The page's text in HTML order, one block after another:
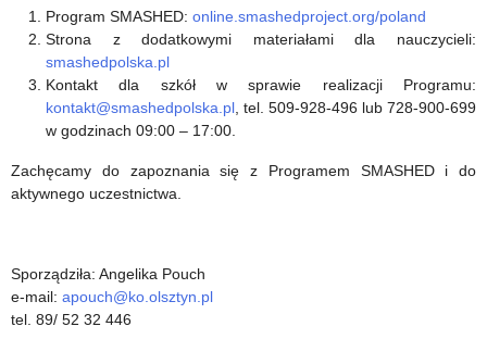
Program SMASHED: online.smashedproject.org/poland
Strona z dodatkowymi materiałami dla nauczycieli:
smashedpolska.pl
Kontakt dla szkół w sprawie realizacji Programu:
kontakt@smashedpolska.pl, tel. 509-928-496 lub 728-900-699
w godzinach 09:00 – 17:00.
Zachęcamy do zapoznania się z Programem SMASHED i do
aktywnego uczestnictwa.
Sporządziła: Angelika Pouch
e-mail: apouch@ko.olsztyn.pl
tel. 89/ 52 32 446